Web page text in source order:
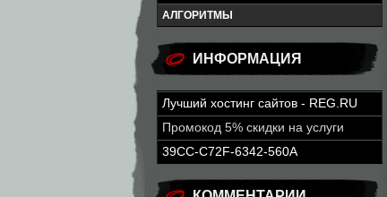
АЛГОРИТМЫ
ИНФОРМАЦИЯ
Лучший хостинг сайтов - REG.RU
Промокод 5% скидки на услуги
39CC-C72F-6342-560A